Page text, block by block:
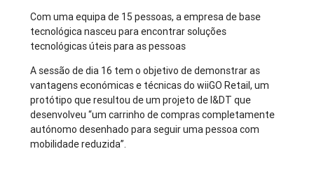
Com uma equipa de 15 pessoas, a empresa de base
tecnológica nasceu para encontrar soluções
tecnológicas úteis para as pessoas
A sessão de dia 16 tem o objetivo de demonstrar as
vantagens económicas e técnicas do wiiGO Retail, um
protótipo que resultou de um projeto de I&DT que
desenvolveu “um carrinho de compras completamente
autónomo desenhado para seguir uma pessoa com
mobilidade reduzida”.